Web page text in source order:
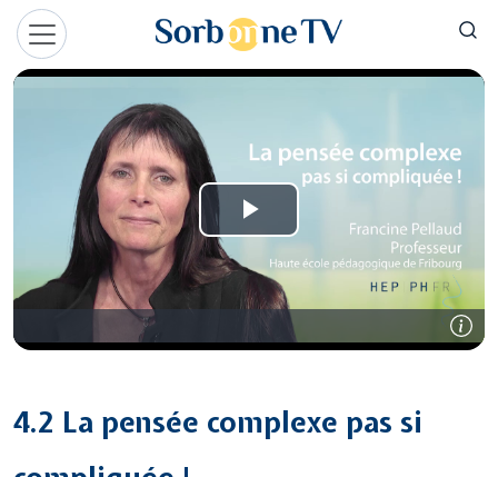
Aller au contenu principal
4.2 La pensée complexe pas si
Panneau de gestion des cookies